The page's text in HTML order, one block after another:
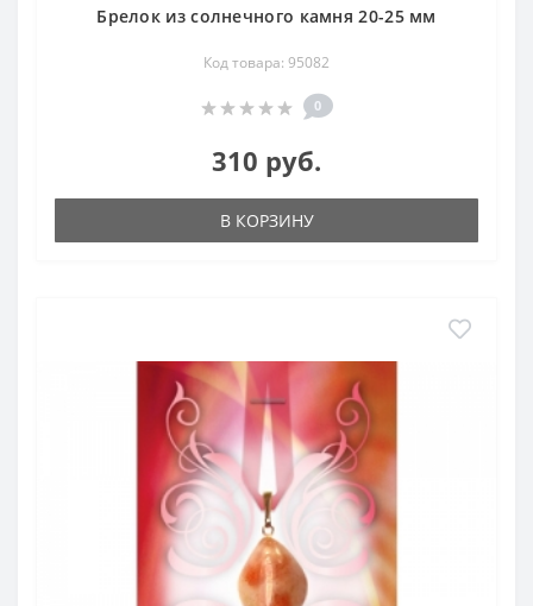
Брелок из солнечного камня 20-25 мм
Код товара: 95082
0
310 руб.
В КОРЗИНУ